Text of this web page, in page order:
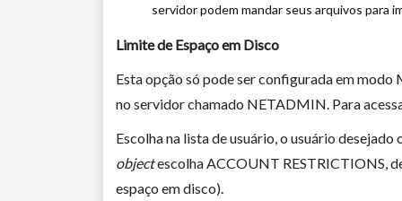
servidor podem mandar seus arquivos para
Limite de Espaço em Disco
Esta opção só pode ser configurada em
no servidor chamado NETADMIN. Para
Escolha na lista de usuário, o usuário
objectescolha ACCOUNT RESTRICTIONS,
espaço em disco).